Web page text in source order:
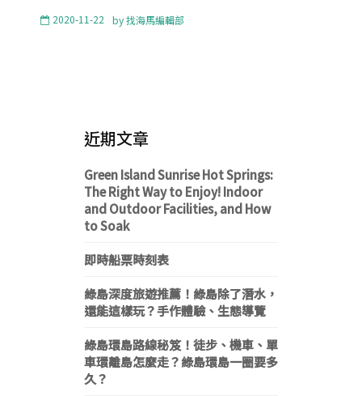
2020-11-22 by找海馬編輯部
近期文章
Green Island Sunrise Hot Springs:
The Right Way to Enjoy! Indoor
and Outdoor Facilities, and How
to Soak
即時船票時刻表
綠島深度旅遊推薦！綠島除了潛水，
還能這樣玩？手作體驗、生態導覽
綠島環島路線秘笈！徒步、機車、單
車環離島怎麼走？綠島環島一圈要多
久？